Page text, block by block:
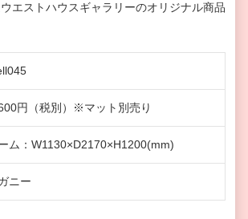
エストハウスギャラリーのオリジナル商品
円（税別）※マット別売り
ム：W1130×D2170×H1200(mm)
ニー